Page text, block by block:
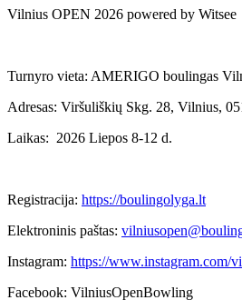
Vilnius OPEN 2026 powered by Witsee
Turnyro vieta: AMERIGO boulingas
Adresas: Viršuliškių Skg. 28, Vilnius,
Laikas: 2026 Liepos 8-12 d.
Registracija: https://boulingolyga.lt
Elektroninis paštas:
Instagram: https://www.instagram.com/
Facebook: VilniusOpenBowling